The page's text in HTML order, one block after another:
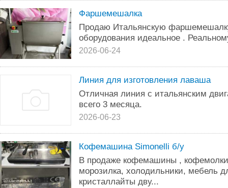
Фаршемешалка
Продаю Итальянскую
оборудования идеальное .
2026-06-24
Линия для изготовления лаваша
Отличная линия с итальянским
всего 3 месяца.
2026-06-23
Кофемашина Simonelli б/у
В продаже кофемашины ,
морозилка, холодильники, мебель
кристаллайты дву...